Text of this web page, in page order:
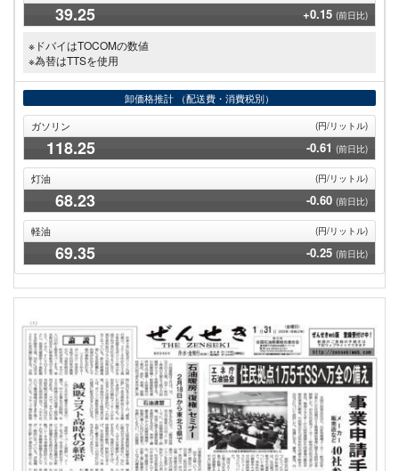
39.25 +0.15 (前日比)
※ドバイはTOCOMの数値
※為替はTTSを使用
卸価格推計
（配送費・消費税別）
ガソリン
(円/リットル)
118.25 -0.61 (前日比)
灯油 (円/リットル)
68.23 -0.60 (前日比)
軽油 (円/リットル)
69.35 -0.25 (前日比)